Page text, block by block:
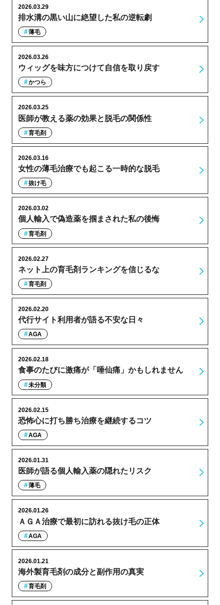
排水溝の黒い山に絶望した私の逆転劇
2026.03.29
薄毛
ウィッグを味方につけて自信を取り戻す
2026.03.26
かつら
医師が教える薬の効果と脱毛の関係性
2026.03.25
育毛剤
女性の薄毛治療でも起こる一時的な脱毛
2026.03.16
抜け毛
個人輸入で偽造薬を掴まされた私の後悔
2026.03.02
育毛剤
ネット上の育毛剤ランキングを信じるな
2026.02.27
育毛剤
代行サイト利用者が語る不安な日々
2026.02.20
AGA
食事のたびに激痛が「唾仙痛」かもしれません
2026.02.18
未分類
恐怖心に打ち勝ち治療を継続するコツ
2026.02.15
AGA
医師が語る個人輸入薬の隠れたリスク
2026.01.31
薄毛
ＡＧＡ治療で最初に訪れる抜け毛の正体
2026.01.26
AGA
海外製育毛剤の成分と副作用の真実
2026.01.21
育毛剤